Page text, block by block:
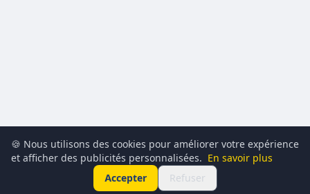
🍪 Nous utilisons des cookies pour améliorer votre expérience
et afficher des publicités personnalisées. En savoir plus
Accepter
Refuser